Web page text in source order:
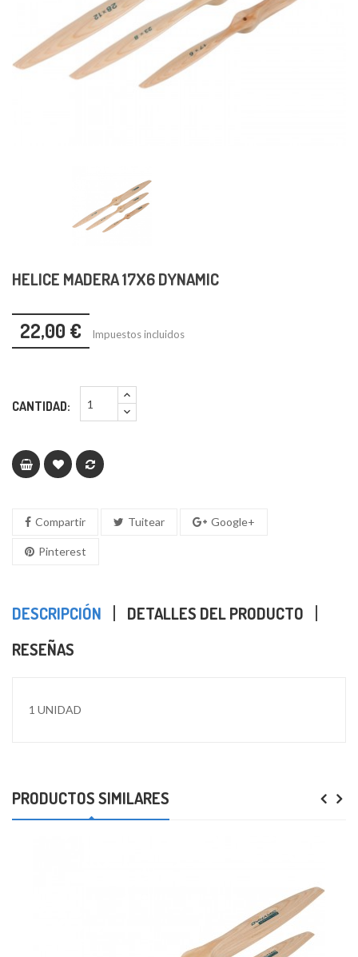
HELICE MADERA 17X6 DYNAMIC
22,00 € Impuestos incluidos
CANTIDAD:
Compartir Tuitear Google+
Pinterest
DESCRIPCIÓN
DETALLES DEL PRODUCTO
RESEÑAS
1 UNIDAD
PRODUCTOS SIMILARES